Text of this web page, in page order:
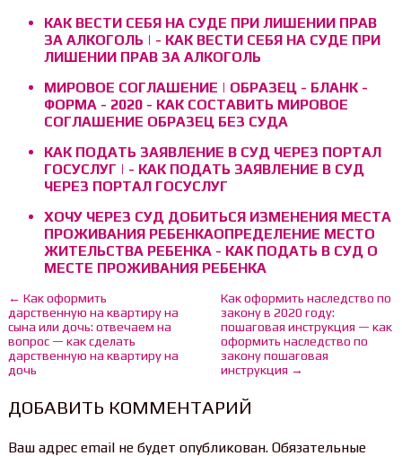
КАК ВЕСТИ СЕБЯ НА СУДЕ ПРИ ЛИШЕНИИ ПРАВ
ЗА АЛКОГОЛЬ | - КАК ВЕСТИ СЕБЯ НА СУДЕ ПРИ
ЛИШЕНИИ ПРАВ ЗА АЛКОГОЛЬ
МИРОВОЕ СОГЛАШЕНИЕ | ОБРАЗЕЦ - БЛАНК -
ФОРМА - 2020 - КАК СОСТАВИТЬ МИРОВОЕ
СОГЛАШЕНИЕ ОБРАЗЕЦ БЕЗ СУДА
КАК ПОДАТЬ ЗАЯВЛЕНИЕ В СУД ЧЕРЕЗ ПОРТАЛ
ГОСУСЛУГ | - КАК ПОДАТЬ ЗАЯВЛЕНИЕ В СУД
ЧЕРЕЗ ПОРТАЛ ГОСУСЛУГ
ХОЧУ ЧЕРЕЗ СУД ДОБИТЬСЯ ИЗМЕНЕНИЯ МЕСТА
ПРОЖИВАНИЯ РЕБЕНКАОПРЕДЕЛЕНИЕ МЕСТО
ЖИТЕЛЬСТВА РЕБЕНКА - КАК ПОДАТЬ В СУД О
МЕСТЕ ПРОЖИВАНИЯ РЕБЕНКА
← Как оформить
дарственную на квартиру на
сына или дочь: отвечаем на
вопрос — как сделать
дарственную на квартиру на
дочь
Как оформить наследство по
закону в 2020 году:
пошаговая инструкция — как
оформить наследство по
закону пошаговая
инструкция →
ДОБАВИТЬ КОММЕНТАРИЙ
Ваш адрес email не будет опубликован.Обязательные